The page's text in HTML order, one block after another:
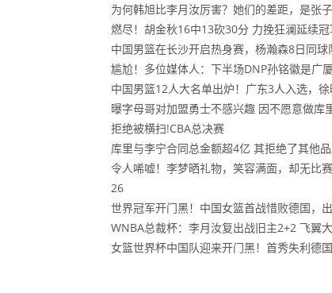
为何韩旭比李月汝厉害？她们的差距，是张
燃尽！胡金秋16中13砍30分 力挽狂澜延续
中国男篮在长沙开启热身赛，杨瀚森8日同球
尴尬！多位媒体人：下半场DNP孙铭徽是广
中国男篮12人大名单出炉！广东3人入选，
曝字母哥对加盟勇士不感兴趣 因不愿意做库
拒绝被横扫!CBA总决赛
库里与李宁合同总金额超4亿 其拒绝了其他
令人唏嘘！李梦晒礼物，笑容满面，却无比
26
世界冠军开门黑！中国女篮首战惜败德国，
WNBA总裁杯：李月汝复出战旧主2+2 飞翼
女篮世界杯中国队迎来开门黑！首秀失利德